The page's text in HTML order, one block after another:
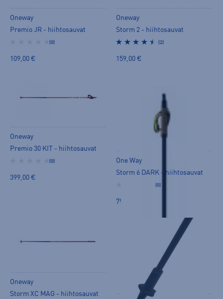
Oneway
Premio JR - hiihtosauvat
(0)
109,00 €
Oneway
Storm 2 - hiihtosauvat
(2)
159,00 €
Oneway
Premio 30 KIT - hiihtosauvat
(0)
399,00 €
One Way
Storm 6 DARK - hiihtosauvat
(0)
79,90 €
Oneway
Storm XC MAG - hiihtosauvat